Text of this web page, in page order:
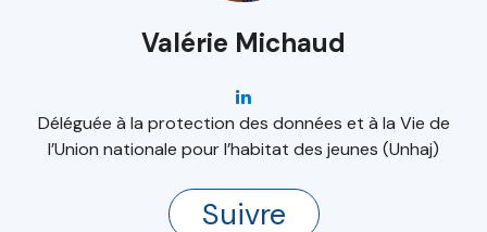
Valérie Michaud
Déléguée à la protection des données et à la Vie de
l’Union nationale pour l’habitat des jeunes (Unhaj)
Suivre